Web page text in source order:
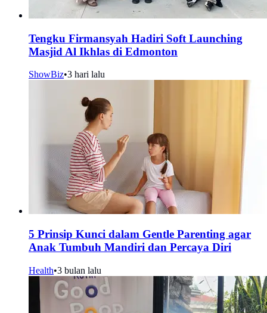
Tengku Firmansyah Hadiri Soft Launching
Masjid Al Ikhlas di Edmonton
ShowBiz•3 hari lalu
5 Prinsip Kunci dalam Gentle Parenting agar
Anak Tumbuh Mandiri dan Percaya Diri
Health•3 bulan lalu